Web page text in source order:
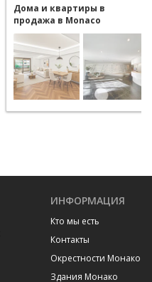
Дома и квартиры в
продажа в Monaco
Condamine
ИНФОРМАЦИЯ
Кто мы есть
Контакты
Окрестности Монако
Здания Монако